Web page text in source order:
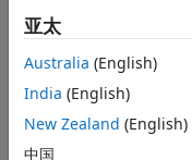
亚太
Australia (English)
India (English)
New Zealand (English)
中国